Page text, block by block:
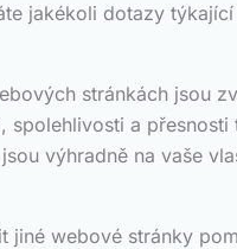
jakékoli dotazy
stránkách jsou
spolehlivosti a
výhradně na vaše
jiné webové stránky